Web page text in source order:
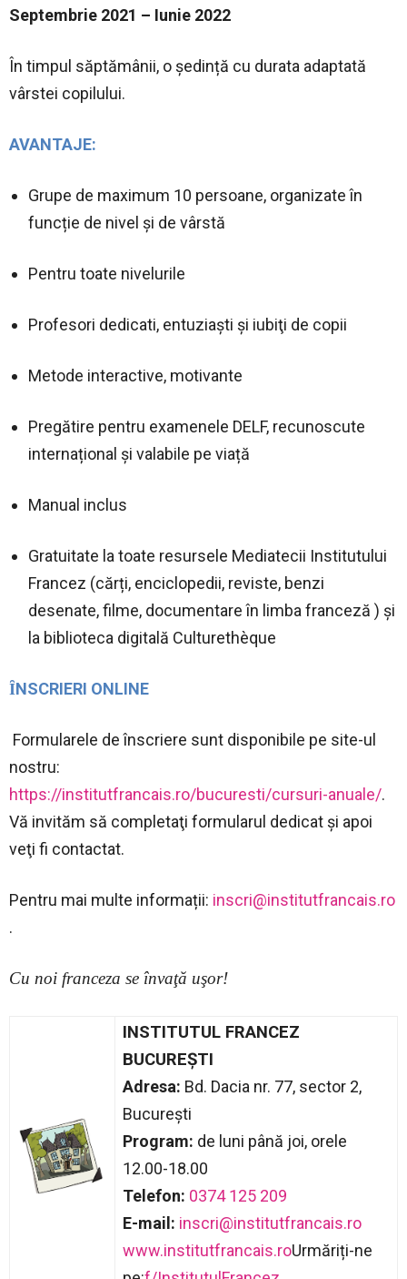
Septembrie 2021 – Iunie 2022
În timpul săptămânii, o ședință cu durata adaptată
vârstei copilului.
AVANTAJE:
Grupe de maximum 10 persoane, organizate în
funcție de nivel și de vârstă
Pentru toate nivelurile
Profesori dedicati, entuziaști şi iubiţi de copii
Metode interactive, motivante
Pregătire pentru examenele DELF, recunoscute
internațional și valabile pe viață
Manual inclus
Gratuitate la toate resursele Mediatecii Institutului
Francez (cărți, enciclopedii, reviste, benzi
desenate, filme, documentare în limba franceză ) şi
la biblioteca digitală Culturethèque
ȊNSCRIERI ONLINE
Formularele de înscriere sunt disponibile pe site-ul
nostru:
https://institutfrancais.ro/bucuresti/cursuri-anuale/.
Vă invităm să completaţi formularul dedicat şi apoi
veţi fi contactat.
Pentru mai multe informații: inscri@institutfrancais.ro
.
Cu noi franceza se învaţă uşor!
INSTITUTUL FRANCEZ
BUCUREȘTI
Adresa: Bd. Dacia nr. 77, sector 2,
București
Program: de luni până joi, orele
12.00-18.00
Telefon: 0374 125 209
E-mail: inscri@institutfrancais.ro
www.institutfrancais.roUrmăriți-ne